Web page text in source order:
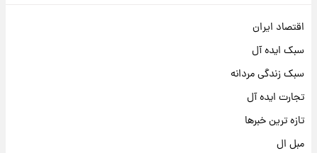
اقتصاد ایران
سبک ایده آل
سبک زندگی مردانه
تجارت ایده آل
تازه ترین خبرها
مبل ال